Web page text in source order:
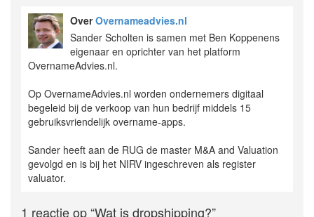
OverOvernameadvies.nl
Sander Scholten is samen met Ben Koppenens
eigenaar en oprichter van het platform
OvernameAdvies.nl.
Op OvernameAdvies.nl worden ondernemers digitaal
begeleid bij de verkoop van hun bedrijf middels 15
gebruiksvriendelijk overname-apps.
Sander heeft aan de RUG de master M&A and Valuation
gevolgd en is bij het NIRV ingeschreven als register
valuator.
1 reactie op“Wat is dropshipping?”